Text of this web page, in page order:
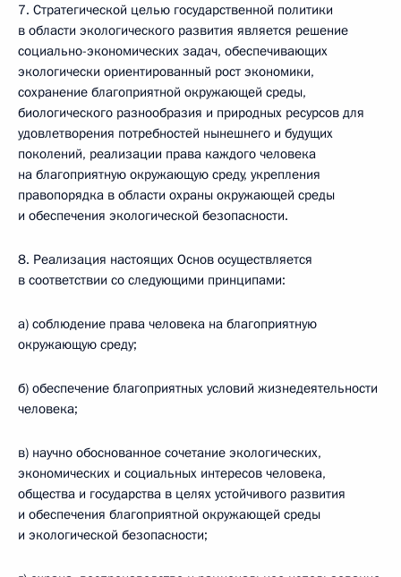
7. Стратегической целью государственной политики
в области экологического развития является решение
социально-экономических задач, обеспечивающих
экологически ориентированный рост экономики,
сохранение благоприятной окружающей среды,
биологического разнообразия и природных ресурсов для
удовлетворения потребностей нынешнего и будущих
поколений, реализации права каждого человека
на благоприятную окружающую среду, укрепления
правопорядка в области охраны окружающей среды
и обеспечения экологической безопасности.
8. Реализация настоящих Основ осуществляется
в соответствии со следующими принципами:
а) соблюдение права человека на благоприятную
окружающую среду;
б) обеспечение благоприятных условий жизнедеятельности
человека;
в) научно обоснованное сочетание экологических,
экономических и социальных интересов человека,
общества и государства в целях устойчивого развития
и обеспечения благоприятной окружающей среды
и экологической безопасности;